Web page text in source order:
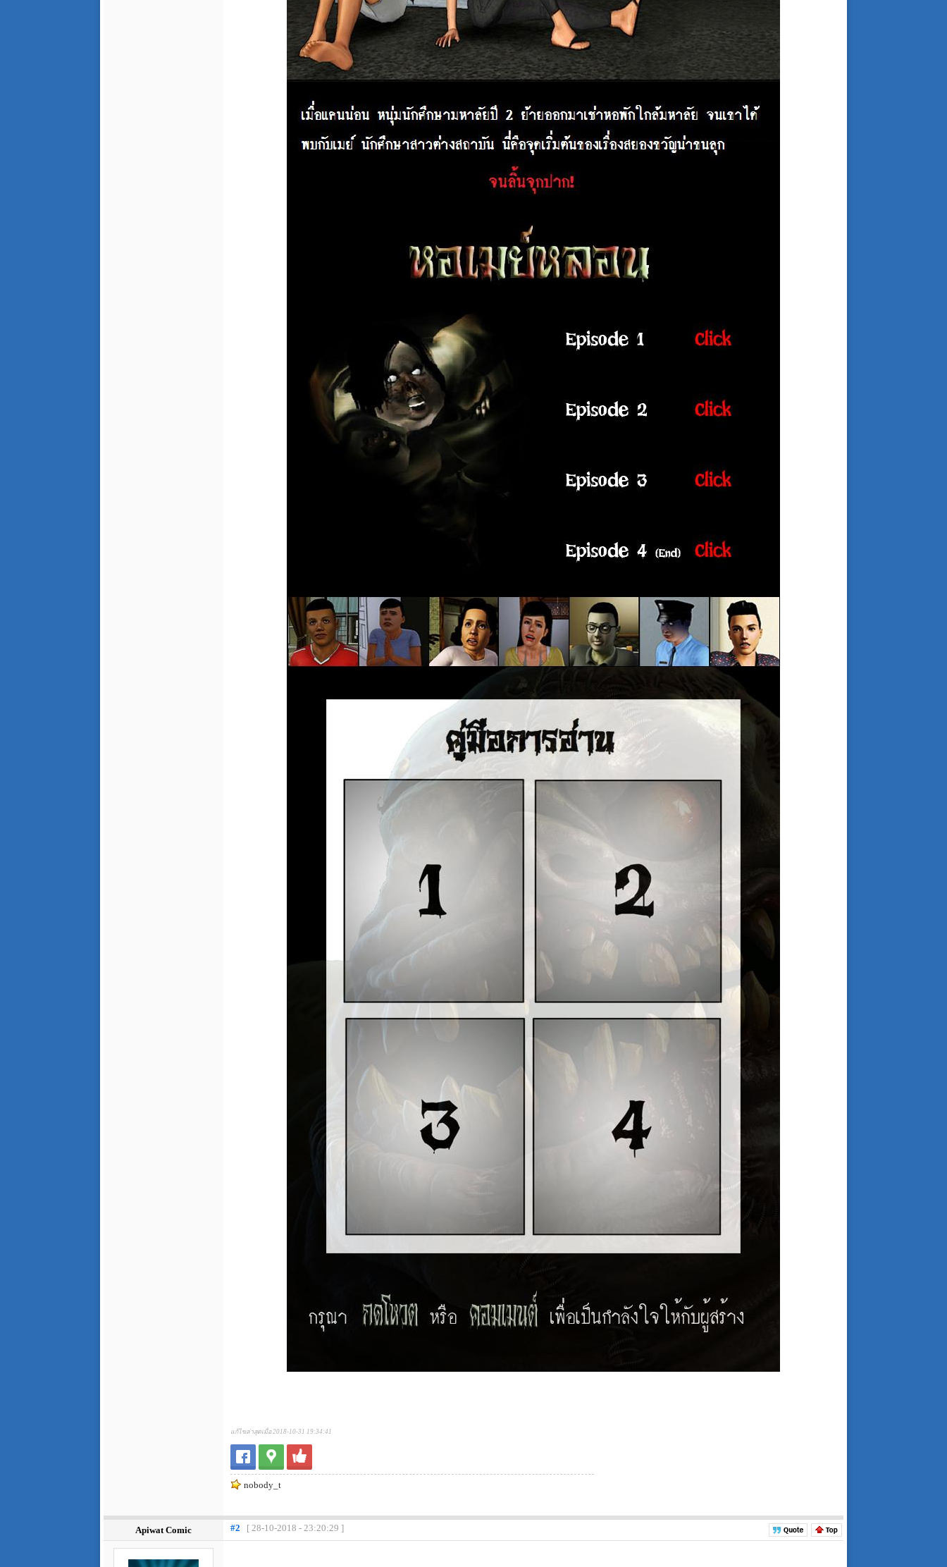
แก้ไขล่าสุดเมื่อ 2018-10-31 19:34:41
nobody_t
Apiwat Comic #2 [ 28-10-2018 - 23:20:29 ]